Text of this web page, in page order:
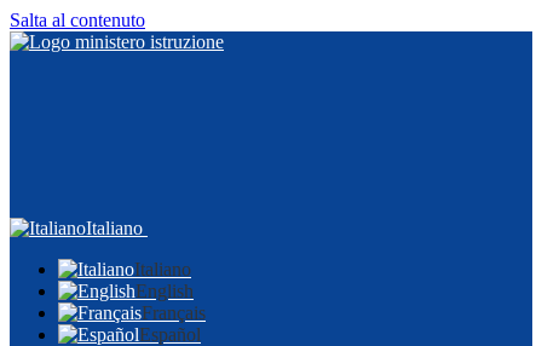
Salta al contenuto
Italiano
Italiano
English
Français
Español